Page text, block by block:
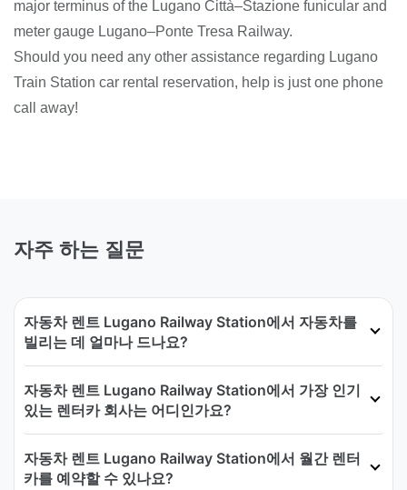
major terminus of the Lugano Città–Stazione funicular and
meter gauge Lugano–Ponte Tresa Railway.
Should you need any other assistance regarding Lugano
Train Station car rental reservation, help is just one phone
call away!
자주 하는 질문
자동차 렌트 Lugano Railway Station에서 자동차를
빌리는 데 얼마나 드나요?
자동차 렌트 Lugano Railway Station에서 가장 인기
있는 렌터카 회사는 어디인가요?
자동차 렌트 Lugano Railway Station에서 월간 렌터
카를 예약할 수 있나요?